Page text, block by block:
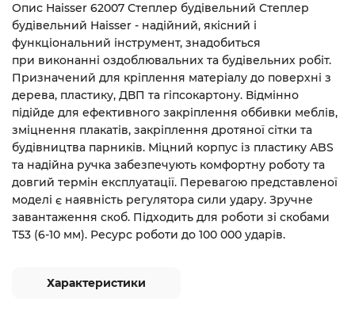
Опис Haisser 62007 Степлер будівельний Степлер
будівельний Haisser - надійний, якісний і
функціональний інструмент, знадобиться
при виконанні оздоблювальних та будівельних робіт.
Призначений для кріплення матеріалу до поверхні з
дерева, пластику, ДВП та гіпсокартону. Відмінно
підійде для ефективного закріплення оббивки меблів,
зміцнення плакатів, закріплення дротяної сітки та
будівництва парників. Міцний корпус із пластику ABS
та надійна ручка забезпечують комфортну роботу та
довгий термін експлуатації. Перевагою представленої
моделі є наявність регулятора сили удару. Зручне
завантаження скоб. Підходить для роботи зі скобами
Т53 (6-10 мм). Ресурс роботи до 100 000 ударів.
Характеристики